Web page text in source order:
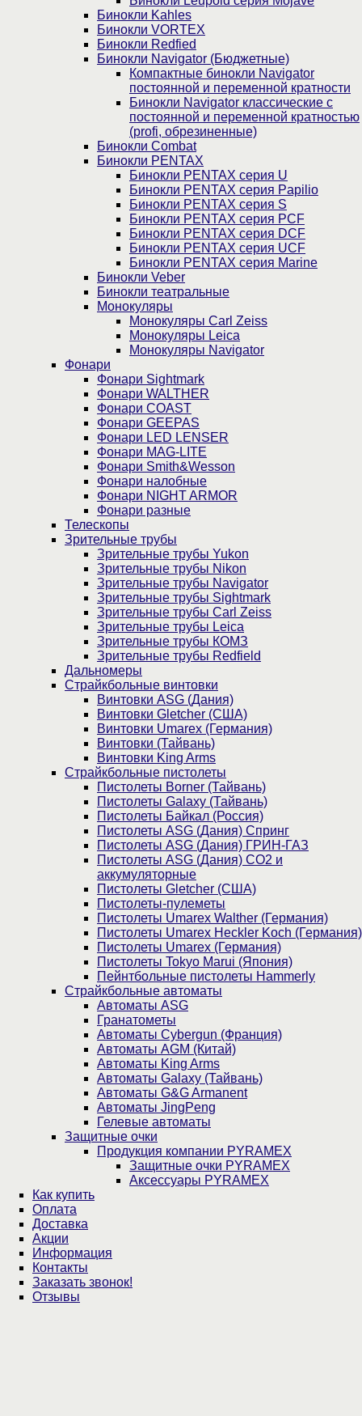
Бинокли Kahles
Бинокли VORTEX
Бинокли Redfied
Бинокли Navigator (Бюджетные)
Компактные бинокли Navigator
постоянной и переменной кратности
Бинокли Navigator классические с
постоянной и переменной кратностью
(profi, обрезиненные)
Бинокли Combat
Бинокли PENTAX
Бинокли PENTAX серия U
Бинокли PENTAX серия Papilio
Бинокли PENTAX серия S
Бинокли PENTAX серия PCF
Бинокли PENTAX серия DCF
Бинокли PENTAX серия UCF
Бинокли PENTAX серия Marine
Бинокли Veber
Бинокли театральные
Монокуляры
Монокуляры Carl Zeiss
Монокуляры Leica
Монокуляры Navigator
Фонари
Фонари Sightmark
Фонари WALTHER
Фонари COAST
Фонари GEEPAS
Фонари LED LENSER
Фонари MAG-LITE
Фонари Smith&Wesson
Фонари налобные
Фонари NIGHT ARMOR
Фонари разные
Телескопы
Зрительные трубы
Зрительные трубы Yukon
Зрительные трубы Nikon
Зрительные трубы Navigator
Зрительные трубы Sightmark
Зрительные трубы Carl Zeiss
Зрительные трубы Leica
Зрительные трубы КОМЗ
Зрительные трубы Redfield
Дальномеры
Страйкбольные винтовки
Винтовки ASG (Дания)
Винтовки Gletcher (США)
Винтовки Umarex (Германия)
Винтовки (Тайвань)
Винтовки King Arms
Страйкбольные пистолеты
Пистолеты Borner (Тайвань)
Пистолеты Galaxy (Тайвань)
Пистолеты Байкал (Россия)
Пистолеты ASG (Дания) Спринг
Пистолеты ASG (Дания) ГРИН-ГАЗ
Пистолеты ASG (Дания) CO2 и
аккумуляторные
Пистолеты Gletcher (США)
Пистолеты-пулеметы
Пистолеты Umarex Walther (Германия)
Пистолеты Umarex Heckler Koch (Германия)
Пистолеты Umarex (Германия)
Пистолеты Tokyo Marui (Япония)
Пейнтбольные пистолеты Hammerly
Страйкбольные автоматы
Автоматы ASG
Гранатометы
Автоматы Cybergun (Франция)
Автоматы AGM (Китай)
Автоматы King Arms
Автоматы Galaxy (Тайвань)
Автоматы G&G Armanent
Автоматы JingPeng
Гелевые автоматы
Защитные очки
Продукция компании PYRAMEX
Защитные очки PYRAMEX
Аксессуары PYRAMEX
Как купить
Оплата
Доставка
Акции
Информация
Контакты
Заказать звонок!
Отзывы